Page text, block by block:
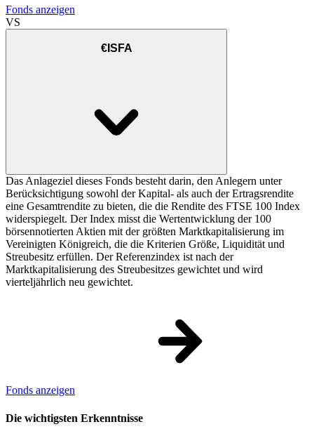
Fonds anzeigen
VS
€ISFA
Das Anlageziel dieses Fonds besteht darin, den Anlegern unter
Berücksichtigung sowohl der Kapital- als auch der Ertragsrendite
eine Gesamtrendite zu bieten, die die Rendite des FTSE 100 Index
widerspiegelt. Der Index misst die Wertentwicklung der 100
börsennotierten Aktien mit der größten Marktkapitalisierung im
Vereinigten Königreich, die die Kriterien Größe, Liquidität und
Streubesitz erfüllen. Der Referenzindex ist nach der
Marktkapitalisierung des Streubesitzes gewichtet und wird
vierteljährlich neu gewichtet.
Fonds anzeigen
Die wichtigsten Erkenntnisse